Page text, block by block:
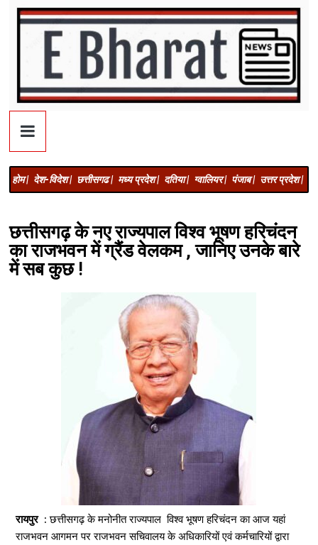
होम | देश-विदेश | छत्तीसगढ | मध्य प्रदेश | दतिया | ग्वालियर | पंजाब | उत्तर प्रदेश |
छत्तीसगढ़ के नए राज्यपाल विश्व भूषण हरिचंदन
का राजभवन में ग्रैंड वेलकम , जानिए उनके बारे
में सब कुछ !
रायपुर : छत्तीसगढ़ के मनोनीत राज्यपाल विश्व भूषण हरिचंदन का आज यहां
राजभवन आगमन पर राजभवन सचिवालय के अधिकारियों एवं कर्मचारियों द्वारा